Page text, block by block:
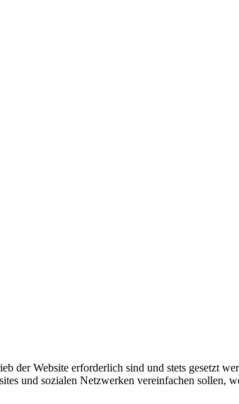
der Website erforderlich sind und stets gesetzt
und sozialen Netzwerken vereinfachen sollen,